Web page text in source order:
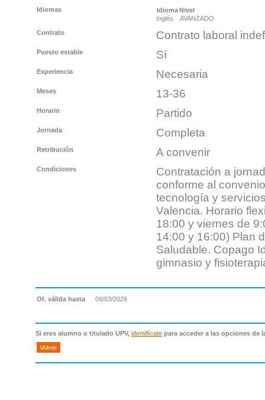
Idiomas Idioma Nivel
Inglés
AVANZADO
Contrato
Contrato laboral
Puesto estable Sí
Experiencia Necesaria
Meses 13-36
Horario Partido
Jornada Completa
Retribución A convenir
Condiciones
Contratación a
conforme al
tecnología y
Valencia. Horario
18:00 y viernes de
14:00 y 16:00) Plan
Saludable. Copago
gimnasio y
Of. válida hasta 08/03/2026
Si eres alumno o titulado UPV, identifícate para acceder a las opciones de
Volver